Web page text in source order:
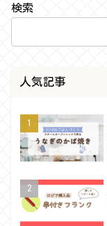
検索
人気記事